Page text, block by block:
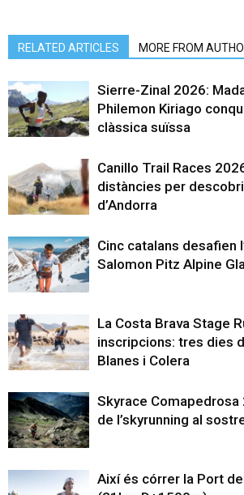
RELATED ARTICLES MORE FROM
Sierre-Zinal 2026:
Philemon Kiriago
clàssica suïssa
Canillo Trail Races
distàncies per
d’Andorra
Cinc catalans desafien
Salomon Pitz Alpine
La Costa Brava Stage
inscripcions: tres dies
Blanes i Colera
Skyrace Comapedrosa
de l’skyrunning al
Així és córrer la Port